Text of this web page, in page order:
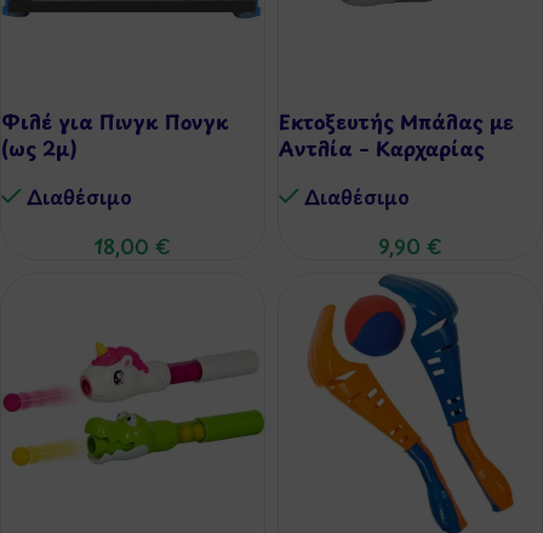
Φιλέ για Πινγκ Πονγκ
(ως 2μ)
Διαθέσιμo
18,00 €
Εκτοξευτής Μπάλας με
Αντλία – Καρχαρίας
Διαθέσιμo
9,90 €